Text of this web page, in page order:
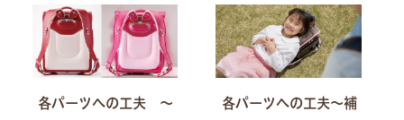
たいと思います♪ラン
ドセルの中で一番目立
つ部分であり、毎日の
るかぶせ。ここにもい
マチ・サイドポケット
にまつわる工夫をご紹
介します。
各パーツへの工夫 ～
各パーツへの工夫～補